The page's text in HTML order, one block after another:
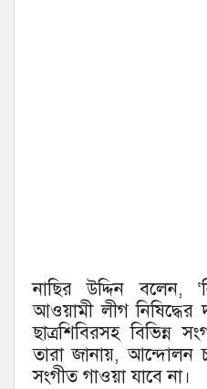
নাছির উদ্দিন বলেন,
আওয়ামী লীগ
ছাত্রশিবিরসহ বিভিন্ন
তারা জানায়, আন্দোলন
সংগীত গাওয়া যাবে না।